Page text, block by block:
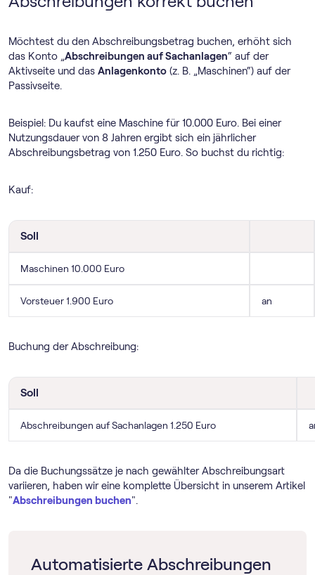
Möchtest du den Abschreibungsbetrag buchen, erhöht sich
das Konto „Abschreibungen auf Sachanlagen“ auf der
Aktivseite und das Anlagenkonto (z. B. „Maschinen“) auf der
Passivseite.
Beispiel: Du kaufst eine Maschine für 10.000 Euro. Bei einer
Nutzungsdauer von 8 Jahren ergibt sich ein jährlicher
Abschreibungsbetrag von 1.250 Euro. So buchst du richtig:
Kauf:
Soll
Maschinen 10.000 Euro
Vorsteuer 1.900 Euro an
Buchung der Abschreibung:
Soll
Abschreibungen auf Sachanlagen 1.250 Euro
Da die Buchungssätze je nach gewählter Abschreibungsart
variieren, haben wir eine komplette Übersicht in unserem Artikel
"Abschreibungen buchen".
Automatisierte Abschreibungen